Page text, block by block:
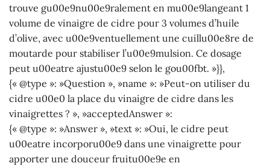
trouve gu00e9nu00e9ralement en mu00e9langeant 1
volume de vinaigre de cidre pour 3 volumes d’huile
d’olive, avec u00e9ventuellement une cuillu00e8re de
moutarde pour stabiliser l’u00e9mulsion. Ce dosage
peut u00eatre ajustu00e9 selon le gou00fbt. »}},
{« @type »: »Question », »name »: »Peut-on utiliser du
cidre u00e0 la place du vinaigre de cidre dans les
vinaigrettes ? », »acceptedAnswer »:
{« @type »: »Answer », »text »: »Oui, le cidre peut
u00eatre incorporu00e9 dans une vinaigrette pour
apporter une douceur fruitu00e9e en